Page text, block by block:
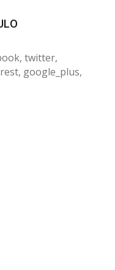
twitter,
google_plus,